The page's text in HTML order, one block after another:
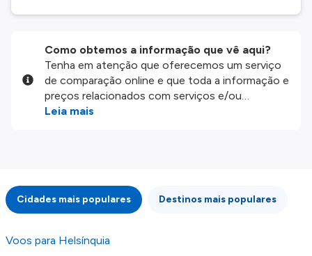
Como obtemos a informação que vê aqui?
Tenha em atenção que oferecemos um serviço
de comparação online e que toda a informação e
preços relacionados com serviços e/ou
produtos disponíveis no nosso website são
integridade ou pela precisão da informação
publicada, por isso verifique com atenção todas
as condições no website do parceiro antes de
fazer uma reserva. Para mais detalhes verifique
os nossosTermos e Condições
Leia mais
Cidades mais populares Destinos mais populares
Voos para Helsínquia